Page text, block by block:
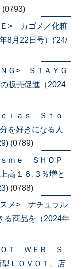
(0793)
Ｅ> カゴメ／化粧
8月22日号）('24/
Ｇ> ＳＴＡＹＧ
販売促進（2024
ｉａｓ Ｓｔｏ
を好きになる人
(0789)
ｍｅ ＳＨＯＰ
高１６.３％増と
(0788)
スメ> ナチュラル
る商品を（2024年
ＯＴ ＷＥＢ Ｓ
ＬＯＶＯＴ、店